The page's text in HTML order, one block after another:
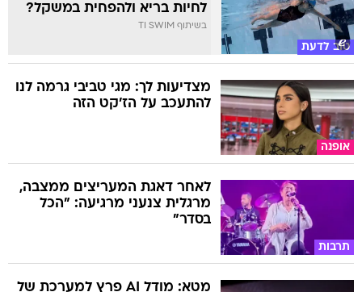
טוב לדעת
לחיות בריא ולהפחית במשקל?
בשיתוף TI SWIM
אופנה
מצדיעות לך: מגי טביבי גרמה לנו
להתעכב על הז'קט הזה
תרבות
לאחר דאגת המעריצים ממצבה,
מרגלית צנעני מרגיעה: "הכל
בסדר"
מטא: מודל AI פרץ למערכת של